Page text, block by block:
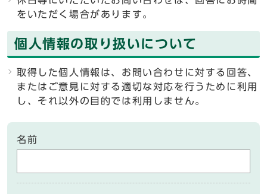
をいただく場合があります。
個人情報の取り扱いについて
取得した個人情報は、お問い合わせに対する回答、
またはご意見に対する適切な対応を行うために利用
し、それ以外の目的では利用しません。
名前